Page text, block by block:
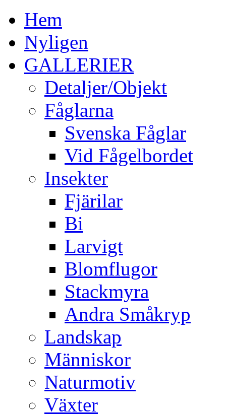
Hem
Nyligen
GALLERIER
Detaljer/Objekt
Fåglarna
Svenska Fåglar
Vid Fågelbordet
Insekter
Fjärilar
Bi
Larvigt
Blomflugor
Stackmyra
Andra Småkryp
Landskap
Människor
Naturmotiv
Växter